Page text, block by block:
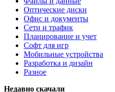
Оптические диски
Офис и документы
Сети и трафик
Планирование и учет
Софт для игр
Мобильные устройства
Разработка и дизайн
Разное
Недавно скачали